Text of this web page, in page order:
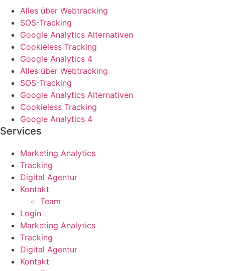
Alles über Webtracking
SOS-Tracking
Google Analytics Alternativen
Cookieless Tracking
Google Analytics 4
Alles über Webtracking
SOS-Tracking
Google Analytics Alternativen
Cookieless Tracking
Google Analytics 4
Services
Marketing Analytics
Tracking
Digital Agentur
Kontakt
Team
Login
Marketing Analytics
Tracking
Digital Agentur
Kontakt